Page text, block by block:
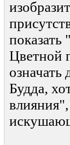
Цветной
означать
Будда,